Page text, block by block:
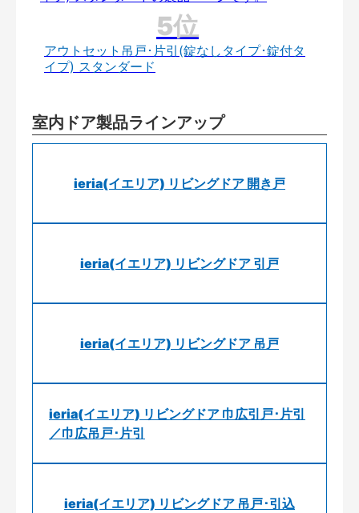
アウトセット吊戸･片引(錠なしタイプ･錠付タ
イプ) スタンダード
室内ドア製品ラインアップ
ieria(イエリア) リビングドア 開き戸
ieria(イエリア) リビングドア 引戸
ieria(イエリア) リビングドア 吊戸
ieria(イエリア) リビングドア 巾広引戸･片引
／巾広吊戸･片引
ieria(イエリア) リビングドア 吊戸･引込